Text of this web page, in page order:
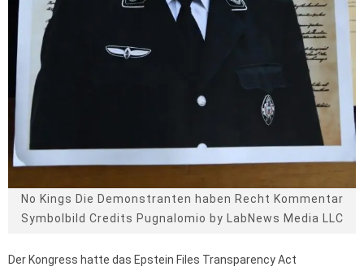
No Kings Die Demonstranten haben Recht Kommentar
Symbolbild Credits Pugnalomio by LabNews Media LLC
Der Kongress hatte das Epstein Files Transparency Act